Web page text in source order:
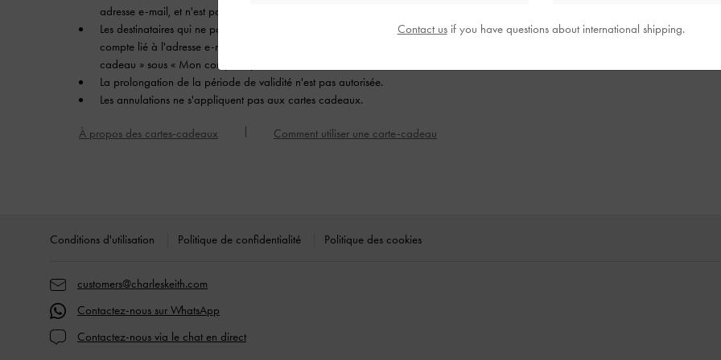
adresse e-mail, et n'est pas transférable.
Les destinataires qui ne possèdent pas de compte enregistré devront créer un
compte lié à l'adresse e-mail concernée et saisir le code sur la page « Carte-
cadeau » sous « Mon compte » pour utiliser la carte cadeau.
La prolongation de la période de validité n'est pas autorisée.
Les annulations ne s'appliquent pas aux cartes cadeaux.
À propos des cartes-cadeaux Comment utiliser une carte-cadeau
Site footer
Conditions d'utilisation Politique de confidentialité Politique des cookies
customers@charleskeith.com
Contactez-nous sur WhatsApp
Contactez-nous via le chat en direct
Contact usif you have questions about international shipping.